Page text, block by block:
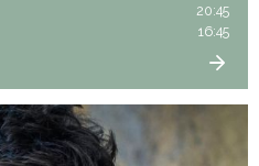
20:45
16:45